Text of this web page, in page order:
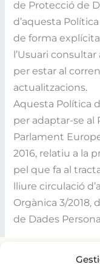
de Protecció de
d’aquesta
de forma explícita
l’Usuari
per estar al
actualitzacions.
Aquesta Política
per adaptar-se al
Parlament
2016, relatiu a la
pel que fa al
lliure circulació
Orgànica 3/2018,
de Dades